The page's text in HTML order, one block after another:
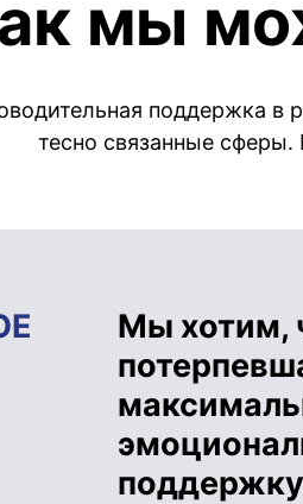
мы
поддержка в
тесно связанные
Мы хотим,